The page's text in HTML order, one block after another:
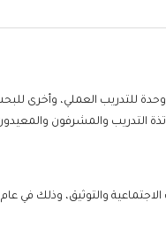
للتدريب العملي، وأخرى
التدريب والمشرفون